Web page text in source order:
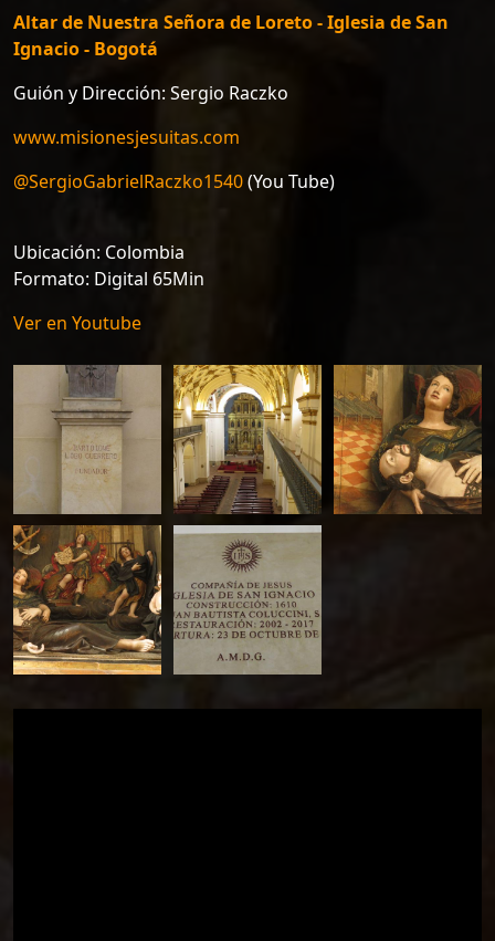
Altar de Nuestra Señora de Loreto - Iglesia de San
Ignacio - Bogotá
Guión y Dirección: Sergio Raczko
www.misionesjesuitas.com
@SergioGabrielRaczko1540(You Tube)
Ubicación: Colombia
Formato: Digital 65Min
Ver en Youtube